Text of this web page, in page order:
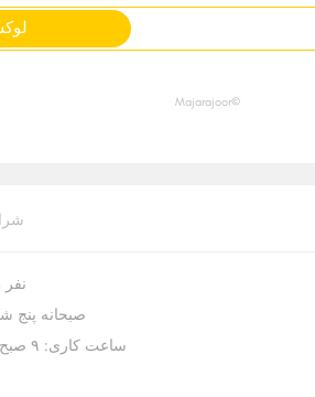
#
©Majarajoor
45
صبحانه پنج
ساعت کاری: ۹ صبح تا ۱۱ شب